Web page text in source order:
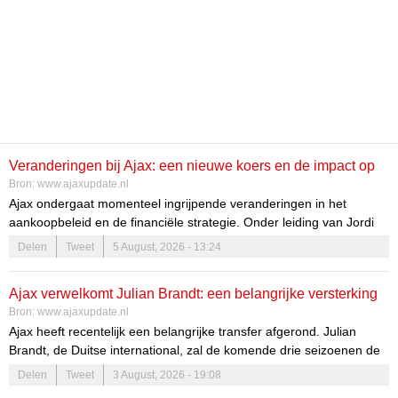
Veranderingen bij Ajax: een nieuwe koers en de impact op
de toekomst
Bron: www.ajaxupdate.nl
Ajax ondergaat momenteel ingrijpende veranderingen in het
aankoopbeleid en de financiële strategie. Onder leiding van Jordi
Cruijff is er een duidelijke verschuiving zichtbaar richting een meer
bescheiden benadering op de transfermarkt. Deze veranderingen
ambities waar te maken.
Nieuwe koers onder leiding van Jordi Cruijff
Jordi Cruijff heeft de leiding genomen over de sportieve koers van
Ajax. Zijn aanpak richt zich op het aantrekken van oudere spelers
Delen Tweet 5 August, 2026 - 13:24
Ajax verwelkomt Julian Brandt: een belangrijke versterking
voor het middenveld
Bron: www.ajaxupdate.nl
Ajax heeft recentelijk een belangrijke transfer afgerond. Julian
Brandt, de Duitse international, zal de komende drie seizoenen de
kleuren van de club verdedigen. Deze overstap markeert niet
alleen een versterking voor het team, maar weerspiegelt ook de
Delen Tweet 3 August, 2026 - 19:08